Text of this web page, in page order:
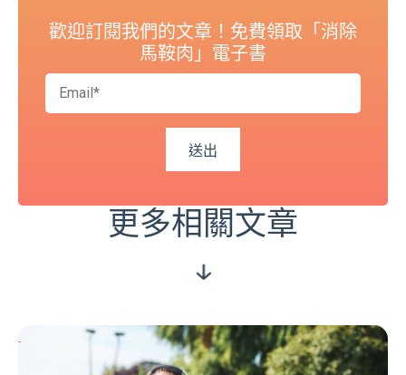
歡迎訂閱我們的文章！免費領取「消除
馬鞍肉」電子書
更多相關文章